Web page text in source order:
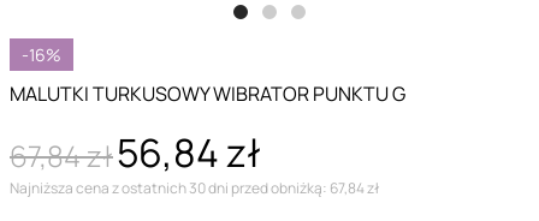
-16%
MALUTKI TURKUSOWY WIBRATOR PUNKTU G
67,84 zł56,84 zł
Najniższa cena z ostatnich 30 dni przed obniżką: 67,84 zł